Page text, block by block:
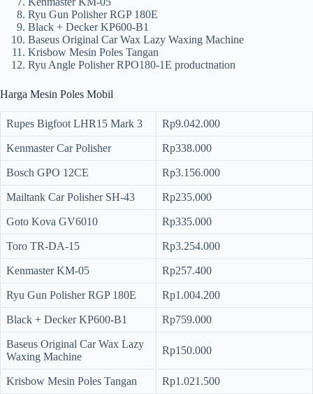
Ryu Gun Polisher RGP 180E
Black + Decker KP600-B1
Baseus Original Car Wax Lazy Waxing Machine
Krisbow Mesin Poles Tangan
Ryu Angle Polisher RPO180-1E productnation
Harga Mesin Poles Mobil
Rupes Bigfoot LHR15 Mark 3 Rp9.042.000
Kenmaster Car Polisher Rp338.000
Bosch GPO 12CE Rp3.156.000
Mailtank Car Polisher SH-43 Rp235.000
Goto Kova GV6010 Rp335.000
Toro TR-DA-15 Rp3.254.000
Kenmaster KM-05 Rp257.400
Ryu Gun Polisher RGP 180E Rp1.004.200
Black + Decker KP600-B1 Rp759.000
Baseus Original Car Wax Lazy
Waxing Machine
Rp150.000
Krisbow Mesin Poles Tangan Rp1.021.500